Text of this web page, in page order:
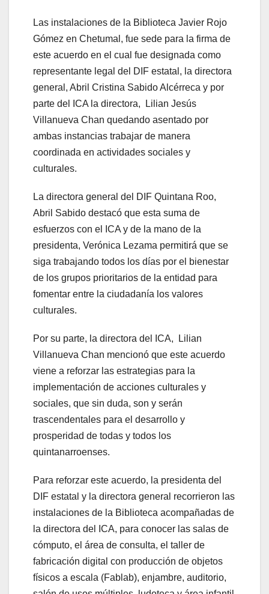
Las instalaciones de la Biblioteca Javier Rojo
Gómez en Chetumal, fue sede para la firma de
este acuerdo en el cual fue designada como
representante legal del DIF estatal, la directora
general, Abril Cristina Sabido Alcérreca y por
parte del ICA la directora, Lilian Jesús
Villanueva Chan quedando asentado por
ambas instancias trabajar de manera
coordinada en actividades sociales y
culturales.
La directora general del DIF Quintana Roo,
Abril Sabido destacó que esta suma de
esfuerzos con el ICA y de la mano de la
presidenta, Verónica Lezama permitirá que se
siga trabajando todos los días por el bienestar
de los grupos prioritarios de la entidad para
fomentar entre la ciudadanía los valores
culturales.
Por su parte, la directora del ICA, Lilian
Villanueva Chan mencionó que este acuerdo
viene a reforzar las estrategias para la
implementación de acciones culturales y
sociales, que sin duda, son y serán
trascendentales para el desarrollo y
prosperidad de todas y todos los
quintanarroenses.
Para reforzar este acuerdo, la presidenta del
DIF estatal y la directora general recorrieron las
instalaciones de la Biblioteca acompañadas de
la directora del ICA, para conocer las salas de
cómputo, el área de consulta, el taller de
fabricación digital con producción de objetos
físicos a escala (Fablab), enjambre, auditorio,